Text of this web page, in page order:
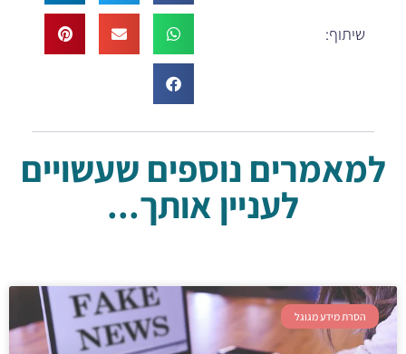
שיתוף:
למאמרים נוספים שעשויים
לעניין אותך...
הסרת מידע מגוגל